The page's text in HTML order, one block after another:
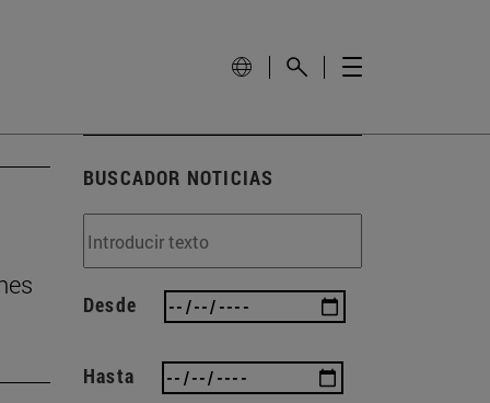
BUSCADOR NOTICIAS
Desde
Hasta